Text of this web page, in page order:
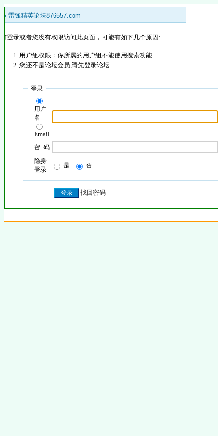
» 雷锋精英论坛876557.com
登录或者您没有权限访问此页面，可能有如下几个原因:
用户组权限：你所属的用户组不能使用搜索功能
您还不是论坛会员,请先登录论坛
登录
用户
名
Email
密 码
隐身
登录
是 否
找回密码